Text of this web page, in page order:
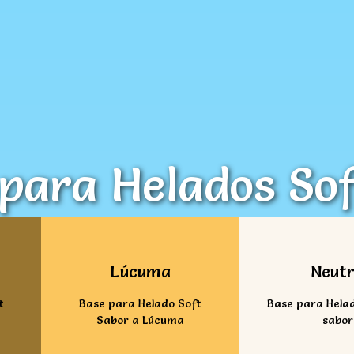
Helados
Lúcuma
Base para Helado Soft
Sabor a Lúcuma
Base para
sabor